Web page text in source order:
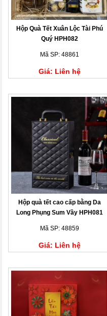
Hộp Quà Tết Xuân Lộc Tài Phú
Quý HPH082
Mã SP: 48861
Giá: Liên hệ
Hộp quà tết cao cấp bằng Da
Long Phụng Sum Vầy HPH081
Mã SP: 48859
Giá: Liên hệ